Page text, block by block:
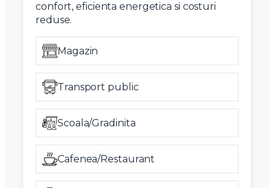
confort, eficienta energetica si costuri
reduse.
Magazin
Transport public
Scoala/Gradinita
Cafenea/Restaurant